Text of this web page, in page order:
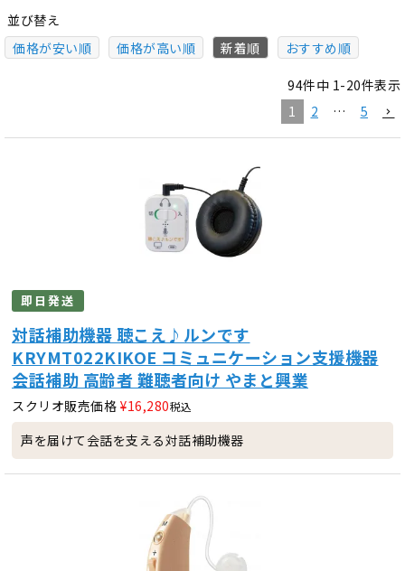
並び替え
価格が安い順
価格が高い順 新着順 おすすめ順
94件中 1-20件表示
1
2 … 5
即日発送
対話補助機器 聴こえ♪ルンです
KRYMT022KIKOE コミュニケーション支援機器
会話補助 高齢者 難聴者向け やまと興業
スクリオ販売価格 ¥16,280税込
声を届けて会話を支える対話補助機器